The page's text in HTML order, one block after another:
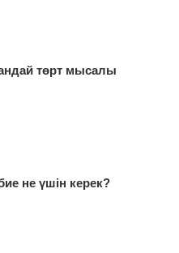
төрт мысалы
не үшін керек?